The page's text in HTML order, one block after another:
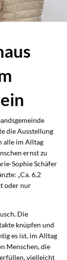
die Ausstellung
alle im Alltag
ernst zu
Sophie Schäfer
„Ca. 6,2
oder nur
Die
knüpfen und
es ist, im Alltag
Menschen, die
vielleicht